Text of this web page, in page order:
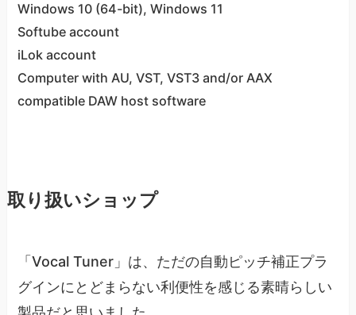
Windows 10 (64-bit), Windows 11
Softube account
iLok account
Computer with AU, VST, VST3 and/or AAX
compatible DAW host software
取り扱いショップ
「Vocal Tuner」は、ただの自動ピッチ補正プラ
グインにとどまらない利便性を感じる素晴らしい